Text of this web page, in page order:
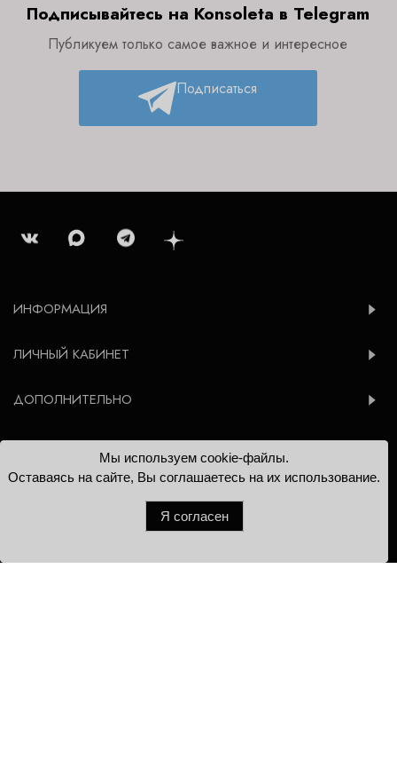
Подписывайтесь на Konsoleta в Telegram
Публикуем только самое важное и интересное
Подписаться
ИНФОРМАЦИЯ
ЛИЧНЫЙ КАБИНЕТ
ДОПОЛНИТЕЛЬНО
© 2012-2026 Konsoleta.ru
Мы используем cookie-файлы.
Оставаясь на сайте, Вы соглашаетесь на их использование.
Я согласен